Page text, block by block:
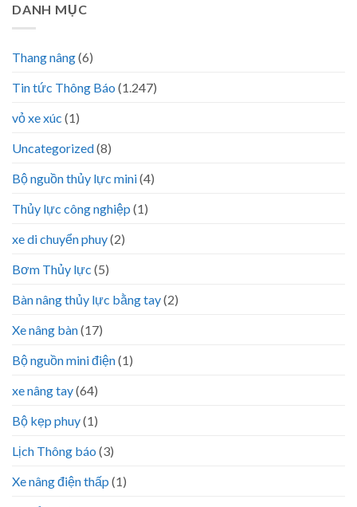
DANH MỤC
Thang nâng(6)
Tin tức Thông Báo (1.247)
vỏ xe xúc (1)
Uncategorized(8)
Bộ nguồn thủy lực mini(4)
Thủy lực công nghiệp (1)
xe di chuyển phuy(2)
Bơm Thủy lực (5)
Bàn nâng thủy lực bằng tay(2)
Xe nâng bàn(17)
Bộ nguồn mini điện(1)
xe nâng tay(64)
Bộ kẹp phuy(1)
Lịch Thông báo (3)
Xe nâng điện thấp (1)